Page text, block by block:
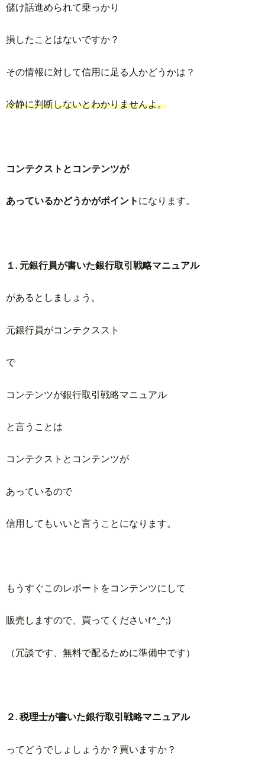
儲け話進められて乗っかり
損したことはないですか？
その情報に対して信用に足る人かどうかは？
冷静に判断しないとわかりませんよ。
コンテクストとコンテンツが
あっているかどうかがポイント になります。
１. 元銀行員が書いた銀行取引戦略マニュアル
があるとしましょう。
元銀行員がコンテクススト
で
コンテンツが銀行取引戦略マニュアル
と言うことは
コンテクストとコンテンツが
あっているので
信用してもいいと言うことになります。
もうすぐこのレポートをコンテンツにして
販売しますので、買ってくださいf^_^;)
（冗談です、無料で配るために準備中です）
２. 税理士が書いた銀行取引戦略マニュアル
ってどうでしょしょうか？買いますか？